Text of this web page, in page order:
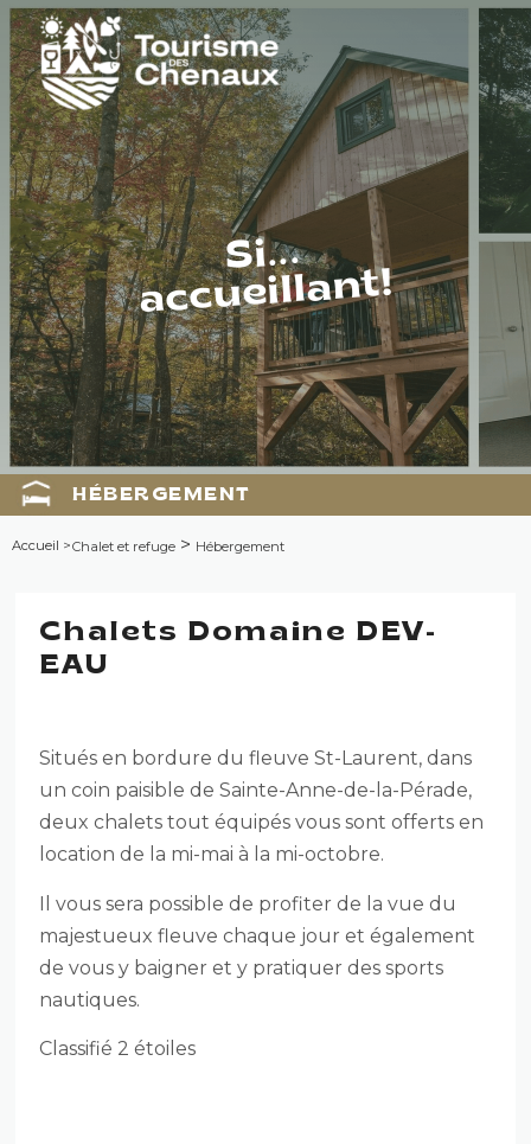
Si...
accueillant!
HÉBERGEMENT
Accueil >Chalet et refuge > Hébergement
Chalets Domaine DEV-
EAU
Situés en bordure du fleuve St-Laurent, dans
un coin paisible de Sainte-Anne-de-la-Pérade,
deux chalets tout équipés vous sont offerts en
location de la mi-mai à la mi-octobre.
Il vous sera possible de profiter de la vue du
majestueux fleuve chaque jour et également
de vous y baigner et y pratiquer des sports
nautiques.
Classifié 2 étoiles